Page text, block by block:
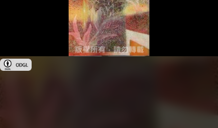
政府資料開放授權條款-第1版(OGDL 1.0)